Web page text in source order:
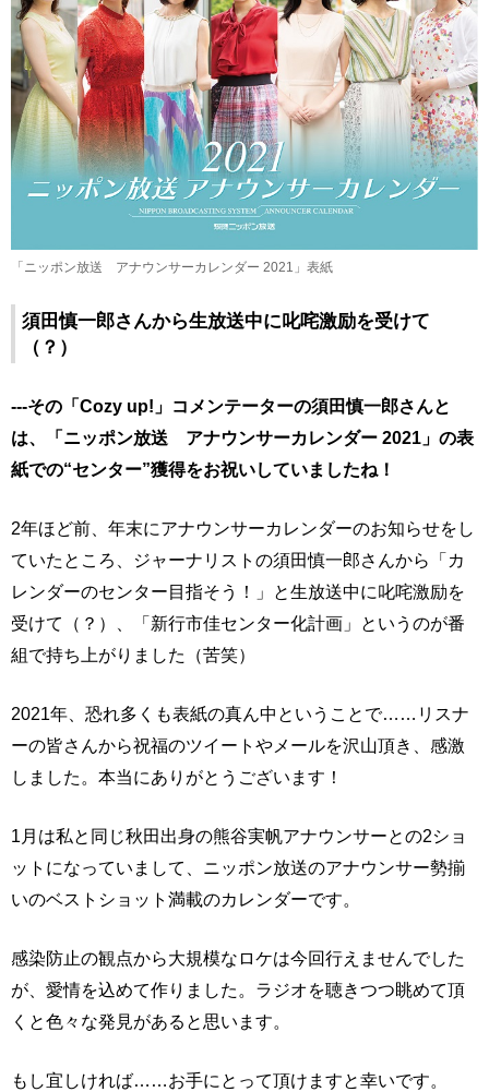
「ニッポン放送 アナウンサーカレンダー 2021」表紙
須田慎一郎さんから生放送中に叱咤激励を受けて
（？）
---その「Cozy up!」コメンテーターの須田慎一郎さんと
は、「ニッポン放送 アナウンサーカレンダー 2021」の表
紙での“センター”獲得をお祝いしていましたね！
2年ほど前、年末にアナウンサーカレンダーのお知らせをし
ていたところ、ジャーナリストの須田慎一郎さんから「カ
レンダーのセンター目指そう！」と生放送中に叱咤激励を
受けて（？）、「新行市佳センター化計画」というのが番
組で持ち上がりました（苦笑）
2021年、恐れ多くも表紙の真ん中ということで……リスナ
ーの皆さんから祝福のツイートやメールを沢山頂き、感激
しました。本当にありがとうございます！
1月は私と同じ秋田出身の熊谷実帆アナウンサーとの2ショ
ットになっていまして、ニッポン放送のアナウンサー勢揃
いのベストショット満載のカレンダーです。
感染防止の観点から大規模なロケは今回行えませんでした
が、愛情を込めて作りました。ラジオを聴きつつ眺めて頂
くと色々な発見があると思います。
もし宜しければ……お手にとって頂けますと幸いです。